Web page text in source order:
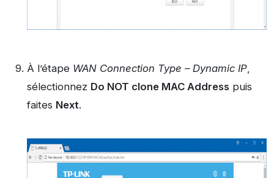
À l’étape WAN Connection Type – Dynamic IP,
sélectionnez Do NOT clone MAC Address puis
faites Next.